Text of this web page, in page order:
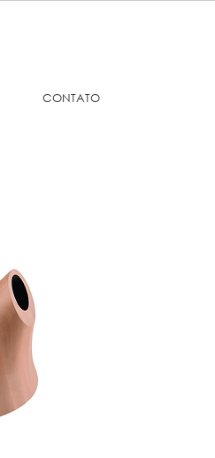
CONTATO